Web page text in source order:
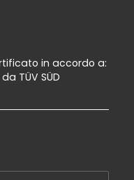
in accordo a:
da TÜV SÜD